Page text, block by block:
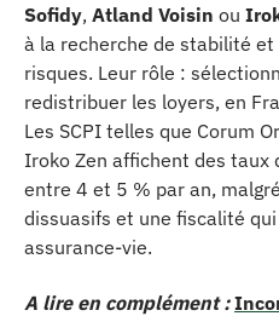
Sofidy, Atland Voisin ou
à la recherche de stabilité
risques. Leur rôle :
redistribuer les loyers, en
Les SCPI telles que Corum
Iroko Zen affichent des
entre 4 et 5 % par an,
dissuasifs et une fiscalité
assurance-vie.
A lire en complément :